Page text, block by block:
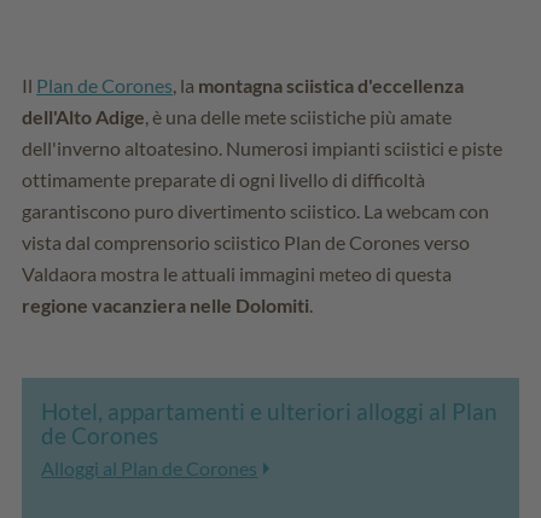
Il Plan de Corones , la montagna sciistica d'eccellenza
dell'Alto Adige , è una delle mete sciistiche più amate
dell'inverno altoatesino. Numerosi impianti sciistici e piste
ottimamente preparate di ogni livello di difficoltà
garantiscono puro divertimento sciistico. La webcam con
vista dal comprensorio sciistico Plan de Corones verso
Valdaora mostra le attuali immagini meteo di questa
regione vacanziera nelle Dolomiti
Hotel, appartamenti e ulteriori alloggi al Plan
de Corones
Alloggi al Plan de Corones